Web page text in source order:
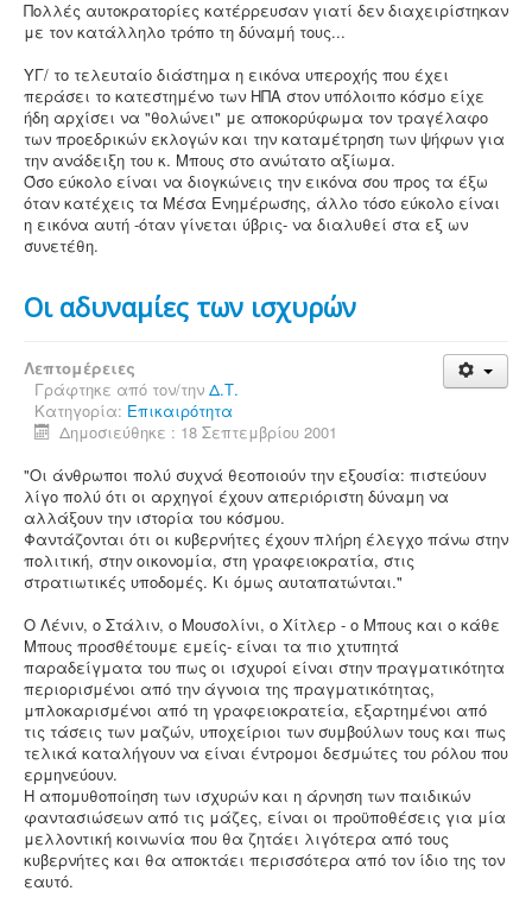
Πολλές αυτοκρατορίες κατέρρευσαν γιατί δεν διαχειρίστηκαν
με τον κατάλληλο τρόπο τη δύναμή τους...
ΥΓ/ το τελευταίο διάστημα η εικόνα υπεροχής που έχει
περάσει το κατεστημένο των ΗΠΑ στον υπόλοιπο κόσμο είχε
ήδη αρχίσει να "θολώνει" με αποκορύφωμα τον τραγέλαφο
των προεδρικών εκλογών και την καταμέτρηση των ψήφων για
την ανάδειξη του κ. Μπους στο ανώτατο αξίωμα.
Όσο εύκολο είναι να διογκώνεις την εικόνα σου προς τα έξω
όταν κατέχεις τα Μέσα Ενημέρωσης, άλλο τόσο εύκολο είναι
η εικόνα αυτή -όταν γίνεται ύβρις- να διαλυθεί στα εξ ων
συνετέθη.
Οι αδυναμίες των ισχυρών
Λεπτομέρειες
Γράφτηκε από τον/την Δ.Τ.
Κατηγορία: Επικαιρότητα
Δημοσιεύθηκε : 18 Σεπτεμβρίου 2001
"Οι άνθρωποι πολύ συχνά θεοποιούν την εξουσία: πιστεύουν
λίγο πολύ ότι οι αρχηγοί έχουν απεριόριστη δύναμη να
αλλάξουν την ιστορία του κόσμου.
Φαντάζονται ότι οι κυβερνήτες έχουν πλήρη έλεγχο πάνω στην
πολιτική, στην οικονομία, στη γραφειοκρατία, στις
στρατιωτικές υποδομές. Κι όμως αυταπατώνται."
Ο Λένιν, ο Στάλιν, ο Μουσολίνι, ο Χίτλερ - ο Μπους και ο κάθε
Μπους προσθέτουμε εμείς- είναι τα πιο χτυπητά
παραδείγματα του πως οι ισχυροί είναι στην πραγματικότητα
περιορισμένοι από την άγνοια της πραγματικότητας,
μπλοκαρισμένοι από τη γραφειοκρατεία, εξαρτημένοι από
τις τάσεις των μαζών, υποχείριοι των συμβούλων τους και πως
τελικά καταλήγουν να είναι έντρομοι δεσμώτες του ρόλου που
ερμηνεύουν.
Η απομυθοποίηση των ισχυρών και η άρνηση των παιδικών
φαντασιώσεων από τις μάζες, είναι οι προϋποθέσεις για μία
μελλοντική κοινωνία που θα ζητάει λιγότερα από τους
κυβερνήτες και θα αποκτάει περισσότερα από τον ίδιο της τον
εαυτό.